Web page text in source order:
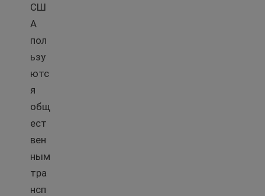
СШ
А
пол
ьзу
ютс
я
общ
ест
вен
ным
тра
нсп